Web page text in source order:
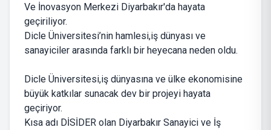
Ve İnovasyon Merkezi Diyarbakır'da hayata
geçiriliyor.
Dicle Üniversitesi’nin hamlesi,iş dünyası ve
sanayiciler arasında farklı bir heyecana neden oldu.
Dicle Üniversitesi,iş dünyasına ve ülke ekonomisine
büyük katkılar sunacak dev bir projeyi hayata
geçiriyor.
Kısa adı DİSİDER olan Diyarbakır Sanayici ve İş